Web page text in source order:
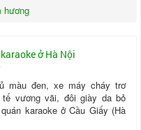
hương
ở Hà Nội
màu đen, xe máy cháy trơ
vương vãi, đôi giày da bỏ
karaoke ở Cầu Giấy (Hà